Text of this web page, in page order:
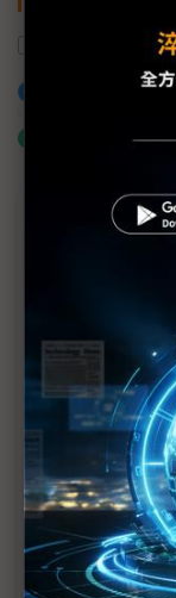
加入已選取到
什麼是「關鍵
近７天熱門
MLCC訂
2027全年
宣」只怕買
英特爾
2028準時
SpaceX晶
採用NVIDIA